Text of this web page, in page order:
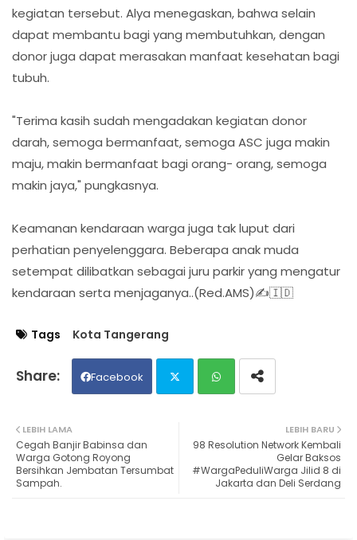
kegiatan tersebut. Alya menegaskan, bahwa selain
dapat membantu bagi yang membutuhkan, dengan
donor juga dapat merasakan manfaat kesehatan bagi
tubuh.
"Terima kasih sudah mengadakan kegiatan donor
darah, semoga bermanfaat, semoga ASC juga makin
maju, makin bermanfaat bagi orang- orang, semoga
makin jaya," pungkasnya.
Keamanan kendaraan warga juga tak luput dari
perhatian penyelenggara. Beberapa anak muda
setempat dilibatkan sebagai juru parkir yang mengatur
kendaraan serta menjaganya..(Red.AMS)✍️🇮🇩
Tags Kota Tangerang
Facebook
ats
ap
LEBIH BARU
98 Resolution Network Kembali
Gelar Baksos
#WargaPeduliWarga Jilid 8 di
Jakarta dan Deli Serdang
LEBIH LAMA
Cegah Banjir Babinsa dan
Warga Gotong Royong
Bersihkan Jembatan Tersumbat
Sampah.